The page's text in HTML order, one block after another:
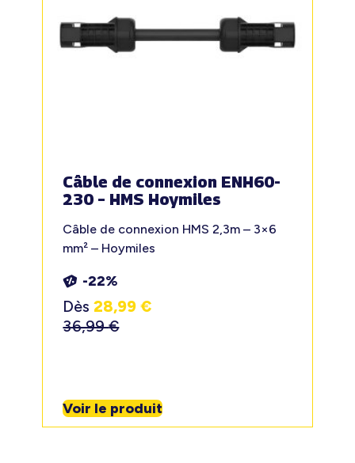
Câble de connexion ENH60-
230 – HMS Hoymiles
Câble de connexion HMS 2,3m – 3×6
mm² – Hoymiles
-22%
Dès 28,99€
36,99€
Voir le produit